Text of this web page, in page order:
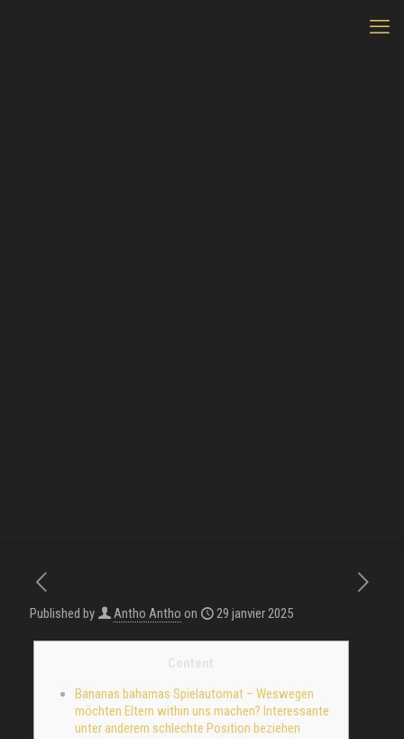
Published by Antho Antho on 29 janvier 2025
Bananas bahamas Spielautomat – Weswegen
möchten Eltern within uns machen? Interessante
unter anderem schlechte Position beziehen